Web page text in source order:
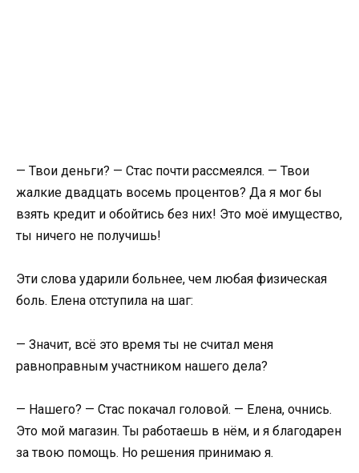
— Твои деньги? — Стас почти рассмеялся. — Твои
жалкие двадцать восемь процентов? Да я мог бы
взять кредит и обойтись без них! Это моё имущество,
ты ничего не получишь!
Эти слова ударили больнее, чем любая физическая
боль. Елена отступила на шаг:
— Значит, всё это время ты не считал меня
равноправным участником нашего дела?
— Нашего? — Стас покачал головой. — Елена, очнись.
Это мой магазин. Ты работаешь в нём, и я благодарен
за твою помощь. Но решения принимаю я.